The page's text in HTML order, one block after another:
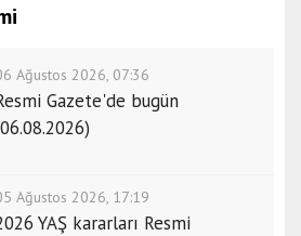
Ağustos 2026, 07:36
Gazete'de bugün
Ağustos 2026, 17:19
YAŞ kararları Resmi